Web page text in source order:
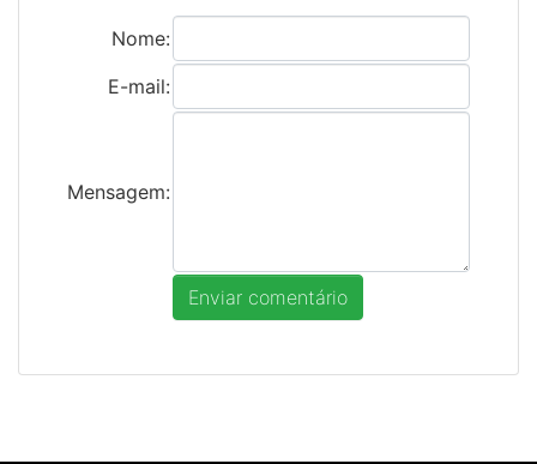
Nome:
E-mail:
Mensagem: